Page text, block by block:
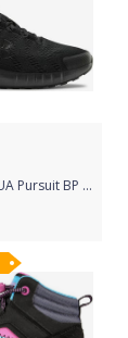
Primary School UA Pursuit BP Tenisky dětské Under Armour | Černá | Chlapecké | 36,5